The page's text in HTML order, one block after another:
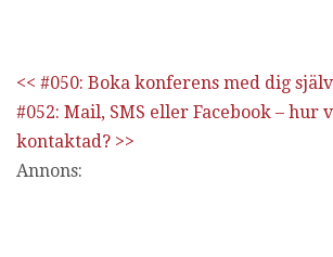
<< #050: Boka konferens med dig själv
#052: Mail, SMS eller Facebook – hur
kontaktad? >>
Annons: